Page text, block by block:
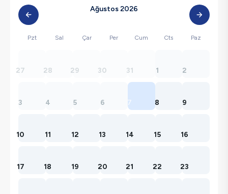
Ağustos 2026
Pzt Sal Çar Per Cum Cts Paz
27 28 29 30 31 1 2
3 4 5 6 7 8 9
10 11 12 13 14 15 16
17 18 19 20 21 22 23